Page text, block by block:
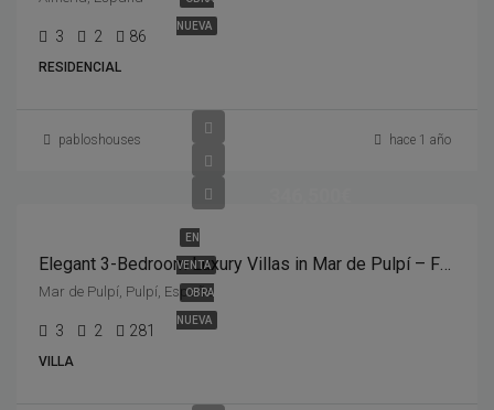
NUEVA
3 2 86
RESIDENCIAL
pabloshouses hace 1 año
EN
VENTA
OBRA
NUEVA
Elegant 3-Bedroom Luxury Villas in Mar de Pulpí – From €346,500
Mar de Pulpí, Pulpí, España
3 2 281
VILLA